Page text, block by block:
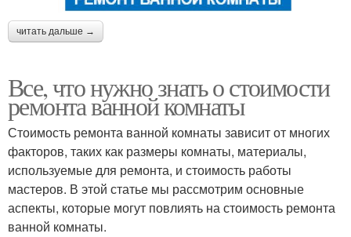
читать дальше →
Все, что нужно знать о стоимости
ремонта ванной комнаты
Стоимость ремонта ванной комнаты зависит от многих
факторов, таких как размеры комнаты, материалы,
используемые для ремонта, и стоимость работы
мастеров. В этой статье мы рассмотрим основные
аспекты, которые могут повлиять на стоимость ремонта
ванной комнаты.